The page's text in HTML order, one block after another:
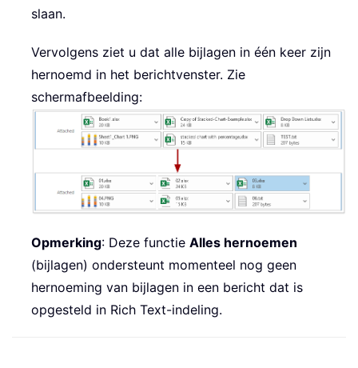
slaan.
Vervolgens ziet u dat alle bijlagen in één keer zijn
hernoemd in het berichtvenster. Zie
schermafbeelding:
Opmerking: Deze functie Alles hernoemen
(bijlagen) ondersteunt momenteel nog geen
hernoeming van bijlagen in een bericht dat is
opgesteld in Rich Text-indeling.